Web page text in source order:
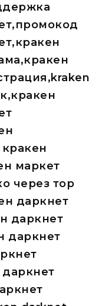
маркет
через тор
даркнет
даркнет
даркнет